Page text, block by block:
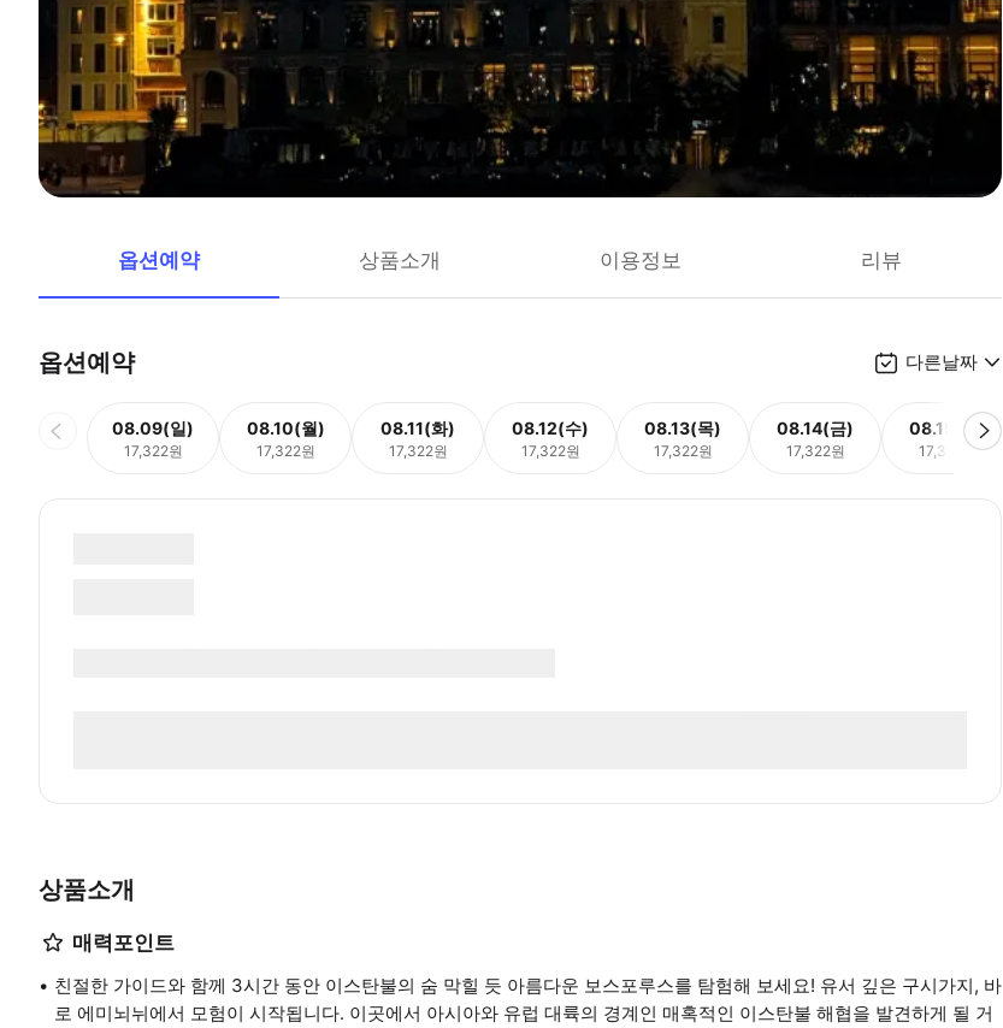
옵션예약 상품소개 이용정보 리뷰
옵션예약 다른날짜
08.09(일)
17,322원
08.10(월)
17,322원
08.11(화)
17,322원
08.12(수)
17,322원
08.13(목)
17,322원
08.14(금)
17,322원
08.15(토)
17,322원
상품소개
매력포인트
친절한 가이드와 함께 3시간 동안 이스탄불의 숨 막힐 듯 아름다운 보스포루스를 탐험해 보세요! 유서 깊은 구시가지, 바
로 에미뇌뉘에서 모험이 시작됩니다. 이곳에서 아시아와 유럽 대륙의 경계인 매혹적인 이스탄불 해협을 발견하게 될 거